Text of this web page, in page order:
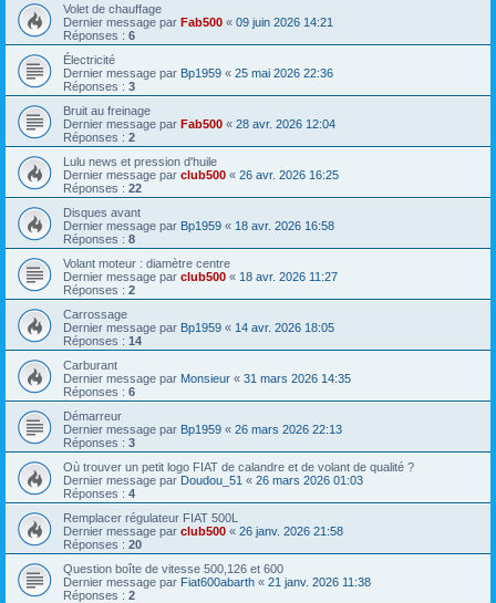
Volet de chauffage
Dernier message par Fab500 « 09 juin 2026 14:21
Réponses : 6
Électricité
Dernier message par Bp1959 « 25 mai 2026 22:36
Réponses : 3
Bruit au freinage
Dernier message par Fab500 « 28 avr. 2026 12:04
Réponses : 2
Lulu news et pression d'huile
Dernier message par club500 « 26 avr. 2026 16:25
Réponses : 22
Disques avant
Dernier message par Bp1959 « 18 avr. 2026 16:58
Réponses : 8
Volant moteur : diamètre centre
Dernier message par club500 « 18 avr. 2026 11:27
Réponses : 2
Carrossage
Dernier message par Bp1959 « 14 avr. 2026 18:05
Réponses : 14
Carburant
Dernier message par Monsieur « 31 mars 2026 14:35
Réponses : 6
Démarreur
Dernier message par Bp1959 « 26 mars 2026 22:13
Réponses : 3
Où trouver un petit logo FIAT de calandre et de volant de qualité ?
Dernier message par Doudou_51 « 26 mars 2026 01:03
Réponses : 4
Remplacer régulateur FIAT 500L
Dernier message par club500 « 26 janv. 2026 21:58
Réponses : 20
Question boîte de vitesse 500,126 et 600
Dernier message par Fiat600abarth « 21 janv. 2026 11:38
Réponses : 2